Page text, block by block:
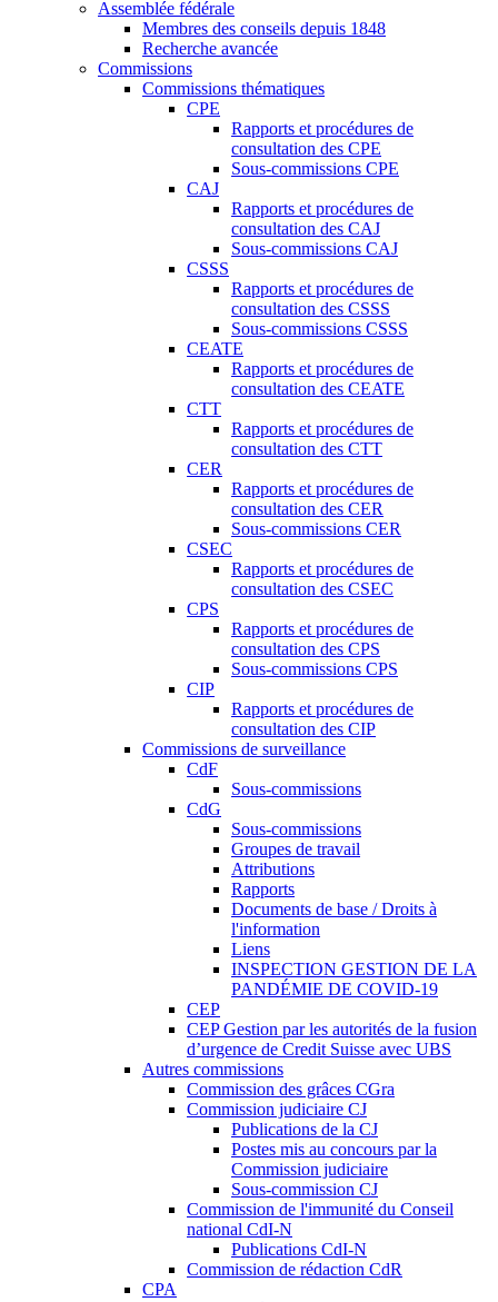
Assemblée fédérale
Membres des conseils depuis 1848
Recherche avancée
Commissions
Commissions thématiques
CPE
Rapports et procédures de
consultation des CPE
Sous-commissions CPE
CAJ
Rapports et procédures de
consultation des CAJ
Sous-commissions CAJ
CSSS
Rapports et procédures de
consultation des CSSS
Sous-commissions CSSS
CEATE
Rapports et procédures de
consultation des CEATE
CTT
Rapports et procédures de
consultation des CTT
CER
Rapports et procédures de
consultation des CER
Sous-commissions CER
CSEC
Rapports et procédures de
consultation des CSEC
CPS
Rapports et procédures de
consultation des CPS
Sous-commissions CPS
CIP
Rapports et procédures de
consultation des CIP
Commissions de surveillance
CdF
Sous-commissions
CdG
Sous-commissions
Groupes de travail
Attributions
Rapports
Documents de base / Droits à
l'information
Liens
INSPECTION GESTION DE LA
PANDÉMIE DE COVID-19
CEP
CEP Gestion par les autorités de la fusion
d’urgence de Credit Suisse avec UBS
Autres commissions
Commission des grâces CGra
Commission judiciaire CJ
Publications de la CJ
Postes mis au concours par la
Commission judiciaire
Sous-commission CJ
Commission de l'immunité du Conseil
national CdI-N
Publications CdI-N
Commission de rédaction CdR
CPA